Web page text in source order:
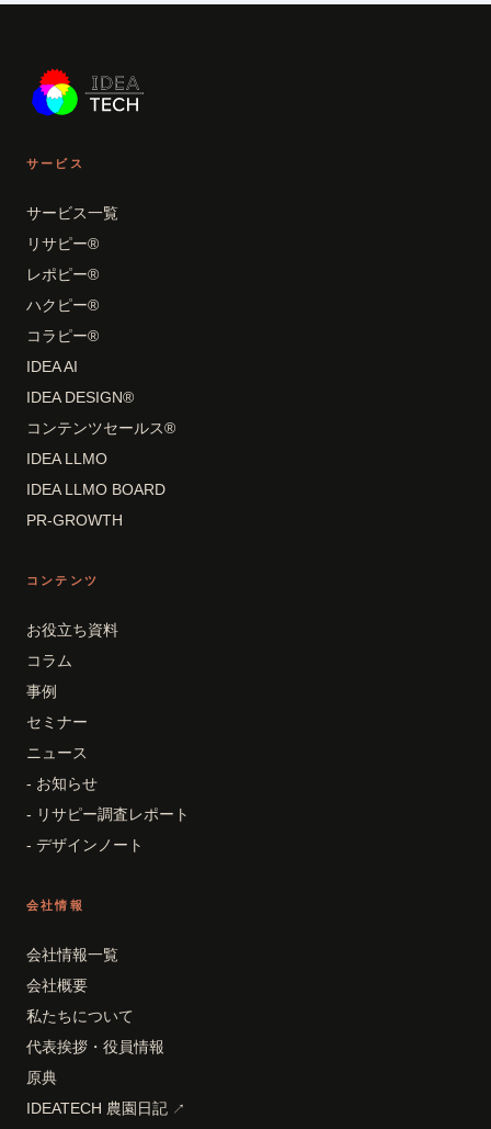
サービス
サービス一覧
リサピー®
レポピー®
ハクピー®
コラピー®
IDEA AI
IDEA DESIGN®
コンテンツセールス®
IDEA LLMO
IDEA LLMO BOARD
PR-GROWTH
コンテンツ
お役立ち資料
コラム
事例
セミナー
ニュース
- お知らせ
- リサピー調査レポート
- デザインノート
会社情報
会社情報一覧
会社概要
私たちについて
代表挨拶・役員情報
原典
IDEATECH 農園日記 ↗